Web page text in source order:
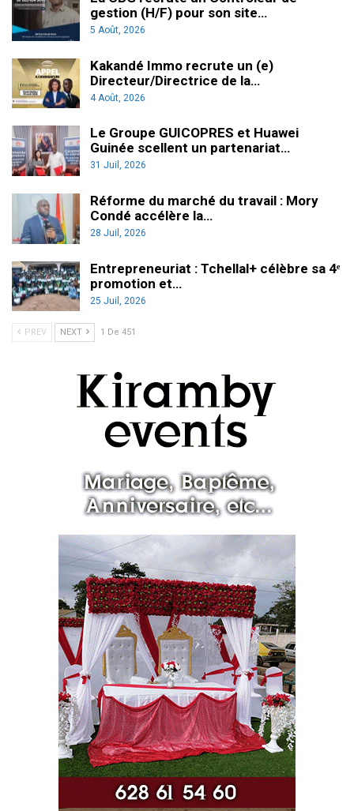
gestion (H/F) pour son site…
5 Août, 2026
Kakandé Immo recrute un (e)
Directeur/Directrice de la…
4 Août, 2026
Le Groupe GUICOPRES et Huawei
Guinée scellent un partenariat…
31 Juil, 2026
Réforme du marché du travail : Mory
Condé accélère la…
28 Juil, 2026
Entrepreneuriat : Tchellal+ célèbre sa 4ᵉ
promotion et…
25 Juil, 2026
PREV NEXT 1 De 451